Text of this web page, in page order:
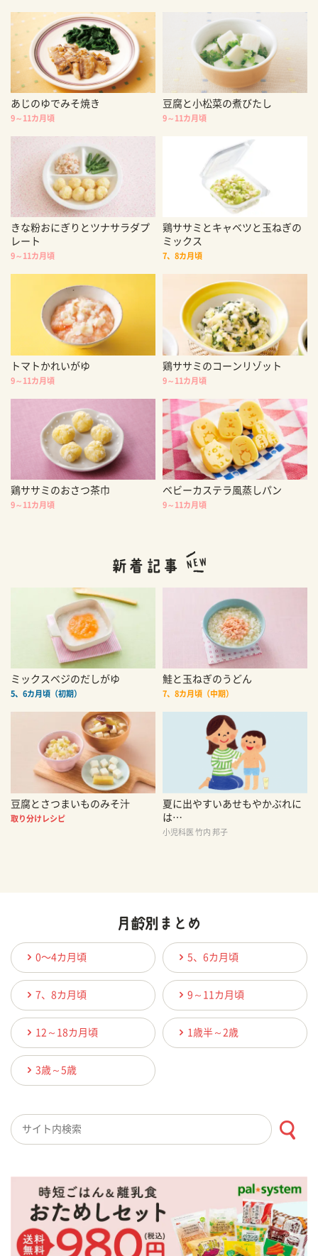
あじのゆでみそ焼き
9～11カ月頃
豆腐と小松菜の煮びたし
9～11カ月頃
きな粉おにぎりとツナサラダプ
レート
9～11カ月頃
鶏ササミとキャベツと玉ねぎの
ミックス
7、8カ月頃
トマトかれいがゆ
9～11カ月頃
鶏ササミのコーンリゾット
9～11カ月頃
鶏ササミのおさつ茶巾
9～11カ月頃
ベビーカステラ風蒸しパン
9～11カ月頃
ミックスベジのだしがゆ
5、6カ月頃（初期）
鮭と玉ねぎのうどん
7、8カ月頃（中期）
豆腐とさつまいものみそ汁
取り分けレシピ
夏に出やすいあせもやかぶれに
は…
小児科医 竹内 邦子
0〜4カ月頃 5、6カ月頃
7、8カ月頃 9～11カ月頃
12～18カ月頃 1歳半～2歳
3歳～5歳
検索キーワード入力